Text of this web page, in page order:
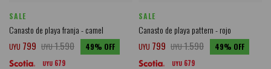
SALE
Canasto de playa franja - camel
UYU 799 UYU1.590 49
UYU 679
SALE
Canasto de playa pattern - rojo
UYU 799 UYU1.590 49
UYU 679